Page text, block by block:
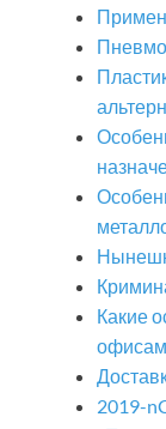
Какие
офисам
2019-